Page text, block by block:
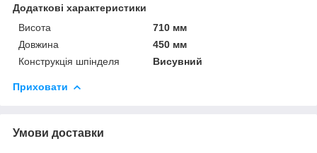
Додаткові характеристики
Висота
710 мм
Довжина
450 мм
Конструкція шпінделя
Висувний
Приховати
Умови доставки